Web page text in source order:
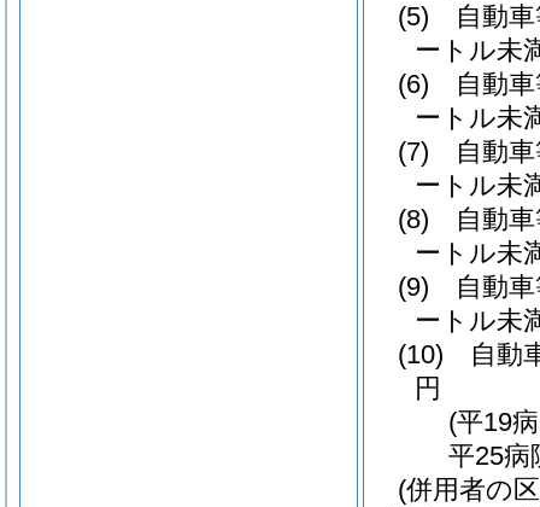
(5)
自動
ートル未
(6)
自動
ートル未
(7)
自動
ートル未
(8)
自動
ートル未
(9)
自動
ートル未
(10)
自動
円
(平19
平25病
(併用者の